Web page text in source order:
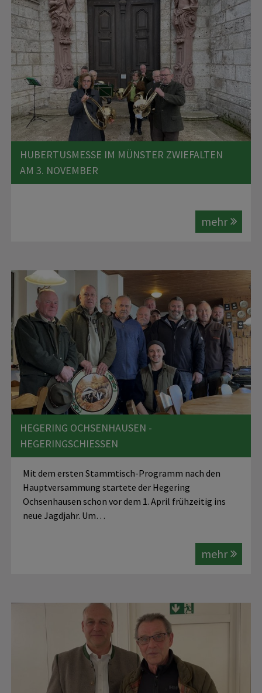
HUBERTUSMESSE IM MÜNSTER ZWIEFALTEN
AM 3. NOVEMBER
mehr
HEGERING OCHSENHAUSEN -
HEGERINGSCHIESSEN
Mit dem ersten Stammtisch-Programm nach den
Hauptversammung startete der Hegering
Ochsenhausen schon vor dem 1. April frühzeitig ins
neue Jagdjahr. Um…
mehr